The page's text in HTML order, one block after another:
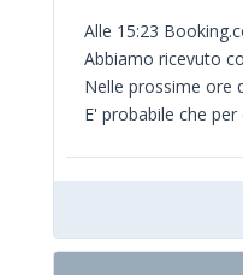
Alle 15:23
Abbiamo ricevuto
Nelle prossime ore
E' probabile che